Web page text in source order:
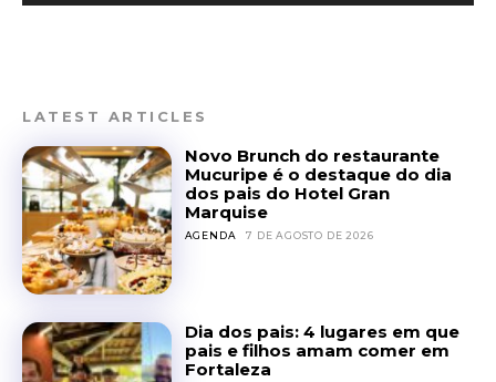
LATEST ARTICLES
Novo Brunch do restaurante
Mucuripe é o destaque do dia
dos pais do Hotel Gran
Marquise
AGENDA 7 DE AGOSTO DE 2026
Dia dos pais: 4 lugares em que
pais e filhos amam comer em
Fortaleza